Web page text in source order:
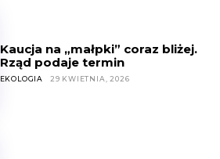
Kaucja na „małpki” coraz bliżej.
Rząd podaje termin
EKOLOGIA 29 KWIETNIA, 2026